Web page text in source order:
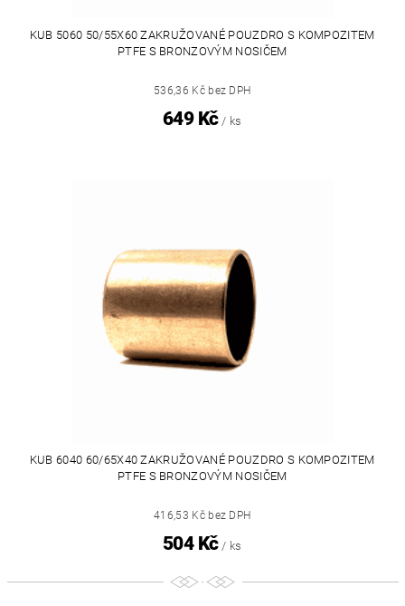
KUB 5060 50/55X60 ZAKRUŽOVANÉ POUZDRO S KOMPOZITEM
PTFE S BRONZOVÝM NOSIČEM
536,36 Kč bez DPH
649 Kč / ks
KUB 6040 60/65X40 ZAKRUŽOVANÉ POUZDRO S KOMPOZITEM
PTFE S BRONZOVÝM NOSIČEM
416,53 Kč bez DPH
504 Kč / ks